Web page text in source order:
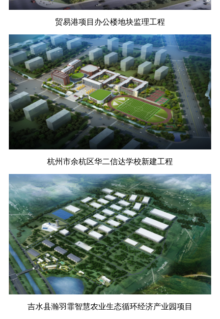
贸易港项目办公楼地块监理工程
杭州市余杭区华二信达学校新建工程
吉水县瀚羽霏智慧农业生态循环经济产业园项目